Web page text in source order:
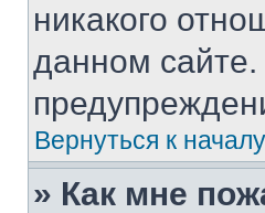
никакого
данном
Вернуться к началу
» Как мне